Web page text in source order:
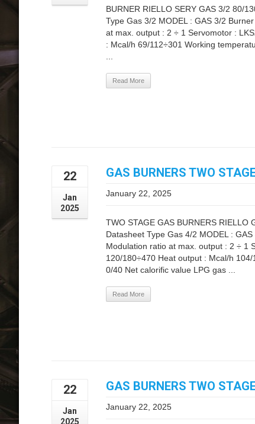
BURNER RIELLO SERY GAS 3/2 80/
Type Gas 3/2 MODEL : GAS 3/2
at max. output : 2 ÷ 1 Servomotor :
: Mcal/h 69/112÷301 Working
Read More
22
Jan
2025
GAS BURNERS TWO
January 22, 2025
TWO STAGE GAS BURNERS RIELLO
Datasheet Type Gas 4/2 MODEL :
Modulation ratio at max. output : 2 ÷ 1
120/180÷470 Heat output : Mcal/h
0/40 Net calorific value LPG gas ...
Read More
22
Jan
2025
GAS BURNERS TWO
January 22, 2025